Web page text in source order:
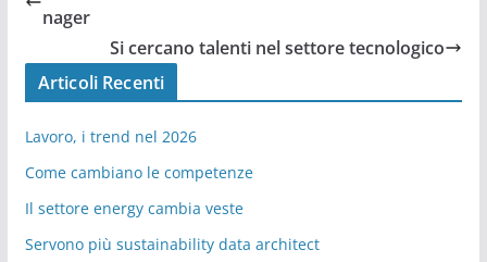
nager
Si cercano talenti nel settore tecnologico
Articoli Recenti
Lavoro, i trend nel 2026
Come cambiano le competenze
Il settore energy cambia veste
Servono più sustainability data architect